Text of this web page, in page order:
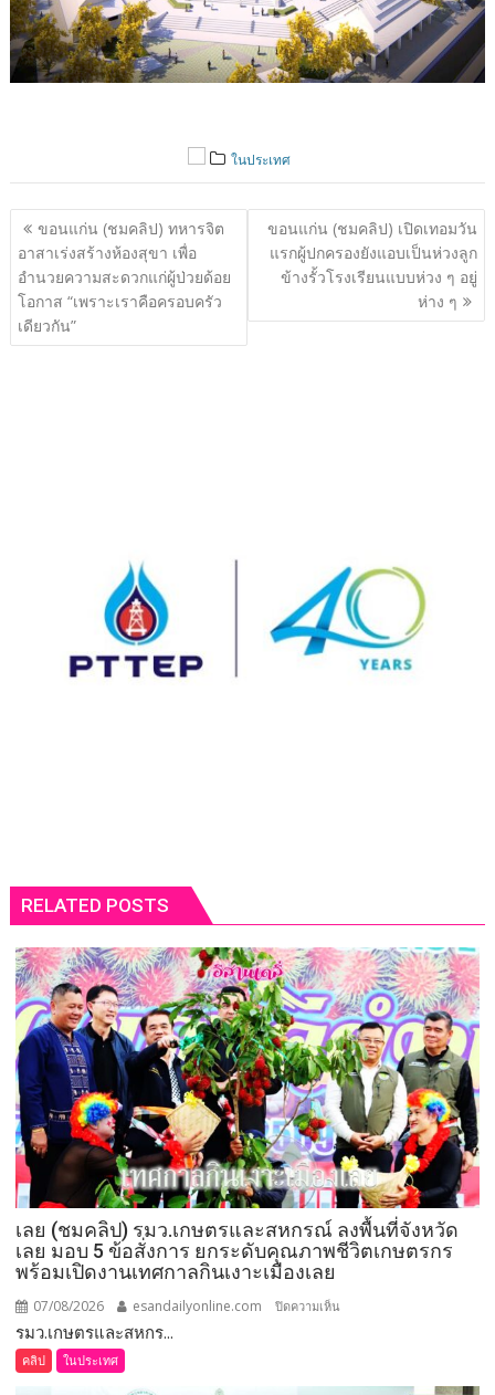
ในประเทศ
แนะแนว
เรื่อง
ขอนแก่น (ชมคลิป) ทหารจิต
อาสาเร่งสร้างห้องสุขา เพื่อ
อำนวยความสะดวกแก่ผู้ป่วยด้อย
โอกาส “เพราะเราคือครอบครัว
เดียวกัน”
ขอนแก่น (ชมคลิป) เปิดเทอมวัน
แรกผู้ปกครองยังแอบเป็นห่วงลูก
ข้างรั้วโรงเรียนแบบห่วง ๆ อยู่
ห่าง ๆ
RELATED POSTS
เลย (ชมคลิป) รมว.เกษตรและสหกรณ์ ลงพื้นที่จังหวัด
เลย มอบ 5 ข้อสั่งการ ยกระดับคุณภาพชีวิตเกษตรกร
พร้อมเปิดงานเทศกาลกินเงาะเมืองเลย
07/08/2026 esandailyonline.com ปิดความเห็น
รมว.เกษตรและสหกร...
คลิป ในประเทศ